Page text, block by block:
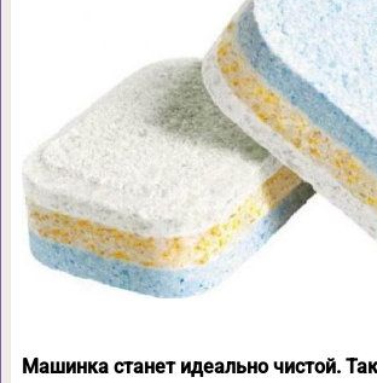
Машинка станет идеально чистой.